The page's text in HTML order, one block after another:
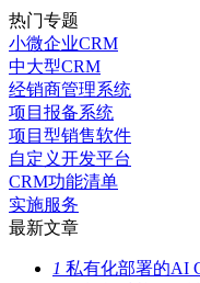
热门专题
小微企业CRM
中大型CRM
经销商管理系统
项目报备系统
项目型销售软件
自定义开发平台
CRM功能清单
实施服务
最新文章
1 私有化部署的AI